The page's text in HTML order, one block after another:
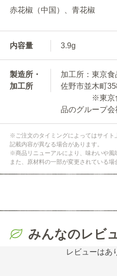
赤花椒（中国）、青花椒
内容量 3.9g
製造所・
加工所
加工所：東京
佐野市並木町
※東京食品
品のグループ会
※ご注文のタイミングによってはサイト
記載内容が異なる場合があります。
※商品リニューアルにより、味わいや風
また、原材料の一部が変更されている場
みんなのレビ
レビューはあ